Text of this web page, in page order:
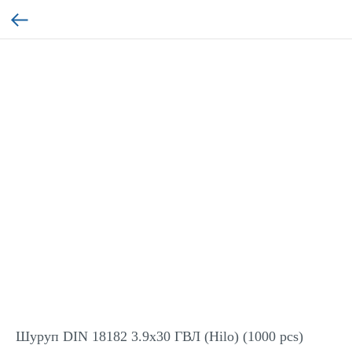
Шуруп DIN 18182 3.9x30 ГВЛ (Hilo) (1000 pcs)